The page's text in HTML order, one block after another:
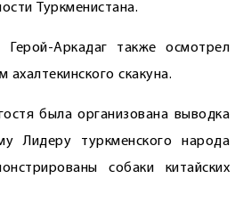
Туркменистана.
Герой-Аркадаг также осмотрел
скакуна.
была организована выводка
Лидеру туркменского народа
собаки китайских